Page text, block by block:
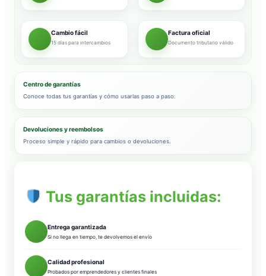
Cambio fácil
15 días para intercambios
Factura oficial
Documento tributario válido
Centro de garantías
Conoce todas tus garantías y cómo usarlas paso a paso.
Devoluciones y reembolsos
Proceso simple y rápido para cambios o devoluciones.
Tus garantías incluidas:
Entrega garantizada
Si no llega en tiempo, te devolvemos el envío
Calidad profesional
Probados por emprendedores y clientes finales